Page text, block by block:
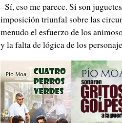
–Sí, eso me parece. Si son
imposición triunfal sobre las
menudo el esfuerzo de los
y la falta de lógica de los